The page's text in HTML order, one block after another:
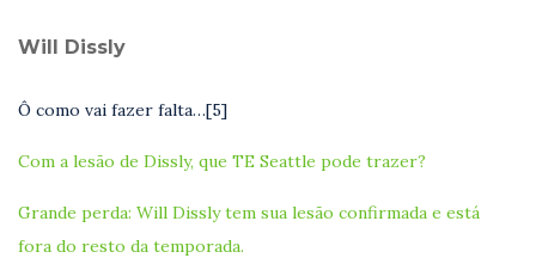
Will Dissly
Ô como vai fazer falta…[5]
Com a lesão de Dissly, que TE Seattle pode trazer?
Grande perda: Will Dissly tem sua lesão confirmada e está
fora do resto da temporada.